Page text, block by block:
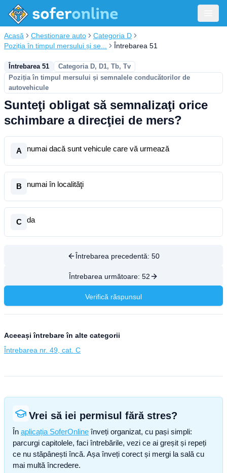
Acasă Chestionare auto
Categoria D
Poziția în timpul mersului și se...
Întrebarea 51
Întrebarea 51
Categoria D, D1, Tb, Tv
Poziția în timpul mersului și semnalele conducătorilor de
autovehicule
Sunteţi obligat să semnalizaţi orice
schimbare a direcţiei de mers?
A numai dacă sunt vehicule care vă urmează
B numai în localităţi
C da
Întrebarea precedentă: 50
Întrebarea următoare: 52
Verifică răspunsul
Aceeași întrebare în alte categorii
Întrebarea nr. 49, cat. C
Vrei să iei permisul fără stres?
În aplicația SoferOnline înveți organizat, cu pași simpli:
parcurgi capitolele, faci întrebările, vezi ce ai greșit și repeți
ce nu stăpânești încă. Așa înveți corect și mergi la sală cu
mai multă încredere.